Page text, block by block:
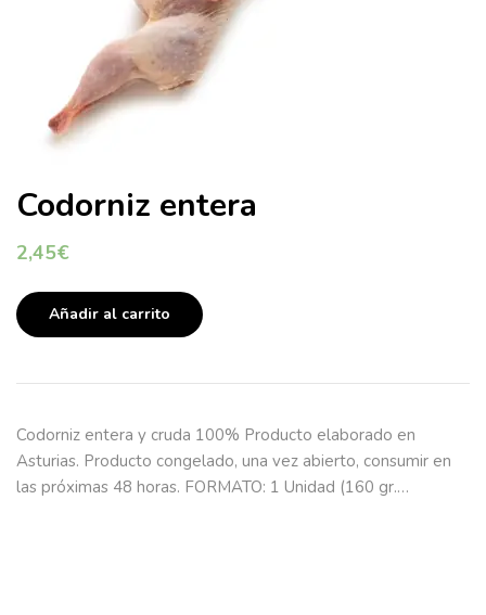
Codorniz entera
2,45€
Añadir al carrito
Codorniz entera y cruda 100% Producto elaborado en
Asturias. Producto congelado, una vez abierto, consumir en
las próximas 48 horas. FORMATO: 1 Unidad (160 gr.…